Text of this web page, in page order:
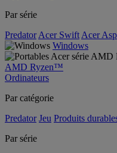
Par série
Predator Acer Swift Acer
Windows
AMD Ryzen™
Ordinateurs
Par catégorie
Predator Jeu Produits
Par série